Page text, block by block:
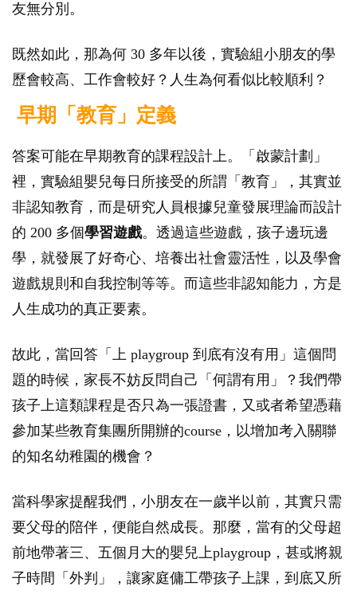
友無分別。
既然如此，那為何 30 多年以後，實驗組小朋友的學
歷會較高、工作會較好？人生為何看似比較順利？
早期「教育」定義
答案可能在早期教育的課程設計上。「啟蒙計劃」
裡，實驗組嬰兒每日所接受的所謂「教育」，其實並
非認知教育，而是研究人員根據兒童發展理論而設計
的 200 多個學習遊戲。透過這些遊戲，孩子邊玩邊
學，就發展了好奇心、培養出社會靈活性，以及學會
遊戲規則和自我控制等等。而這些非認知能力，方是
人生成功的真正要素。
故此，當回答「上 playgroup 到底有沒有用」這個問
題的時候，家長不妨反問自己「何謂有用」？我們帶
孩子上這類課程是否只為一張證書，又或者希望憑藉
參加某些教育集團所開辦的course，以增加考入關聯
的知名幼稚園的機會？
當科學家提醒我們，小朋友在一歲半以前，其實只需
要父母的陪伴，便能自然成長。那麼，當有的父母超
前地帶著三、五個月大的嬰兒上playgroup，甚或將親
子時間「外判」，讓家庭傭工帶孩子上課，到底又所